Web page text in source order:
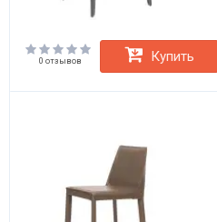
0 отзывов Купить